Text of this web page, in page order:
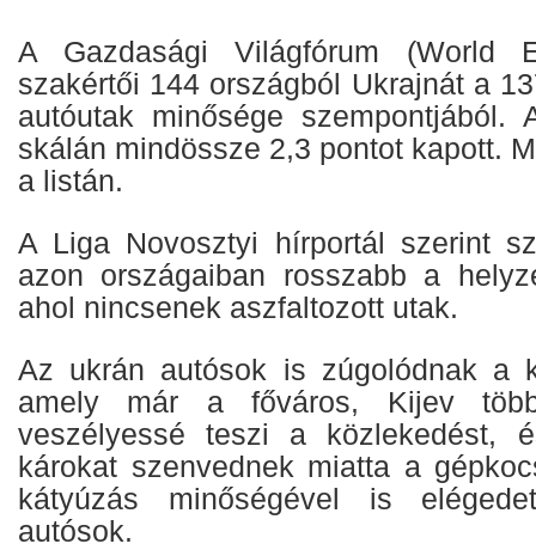
A Gazdasági Világfórum (World
szakértői 144 országból Ukrajnát a
autóutak minősége szempontjából.
skálán mindössze 2,3 pontot kapott.
a listán.
A Liga Novosztyi hírportál szerint
azon országaiban rosszabb a
ahol nincsenek aszfaltozott utak.
Az ukrán autósok is zúgolódnak a
amely már a főváros, Kijev
veszélyessé teszi a közlekedést,
károkat szenvednek miatta a
kátyúzás minőségével is
autósok.